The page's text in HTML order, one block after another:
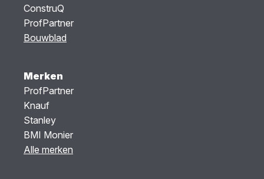
ConstruQ
ProfPartner
Bouwblad
Merken
ProfPartner
Knauf
Stanley
BMI Monier
Alle merken